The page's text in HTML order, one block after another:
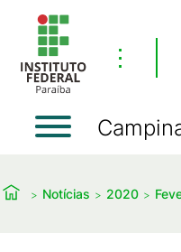
⋮
Notícias 2020